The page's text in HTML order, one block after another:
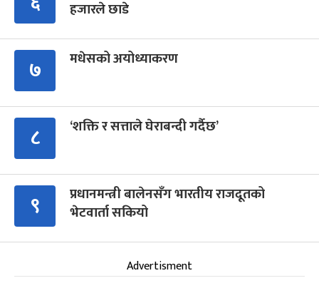
हजारले छाडे
७ मधेसको अयोध्याकरण
८ ‘शक्ति र सत्ताले घेराबन्दी गर्दैछ’
९
प्रधानमन्त्री बालेनसँग भारतीय राजदूतको
भेटवार्ता सकियो
Advertisment